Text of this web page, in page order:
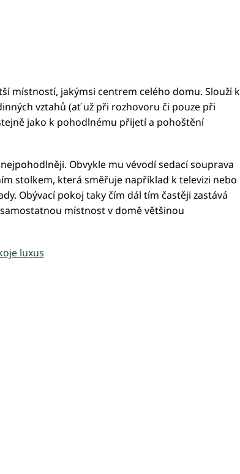
místností, jakýmsi centrem celého domu. Slouží k
vztahů (ať už při rozhovoru či pouze při
jako k pohodlnému přijetí a pohoštění
Obvykle mu vévodí sedací souprava
stolkem, která směřuje například k televizi nebo
Obývací pokoj taky čím dál tím častěji zastává
místnost v domě většinou
luxus